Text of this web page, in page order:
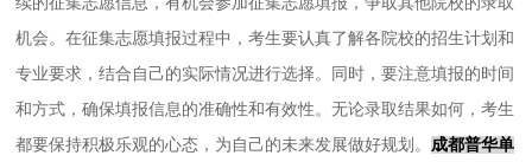
机会。在征集志愿填报过程中，考生要认真了解各院校的招生计划和
专业要求，结合自己的实际情况进行选择。同时，要注意填报的时间
和方式，确保填报信息的准确性和有效性。无论录取结果如何，考生
都要保持积极乐观的心态，为自己的未来发展做好规划。成都普华单